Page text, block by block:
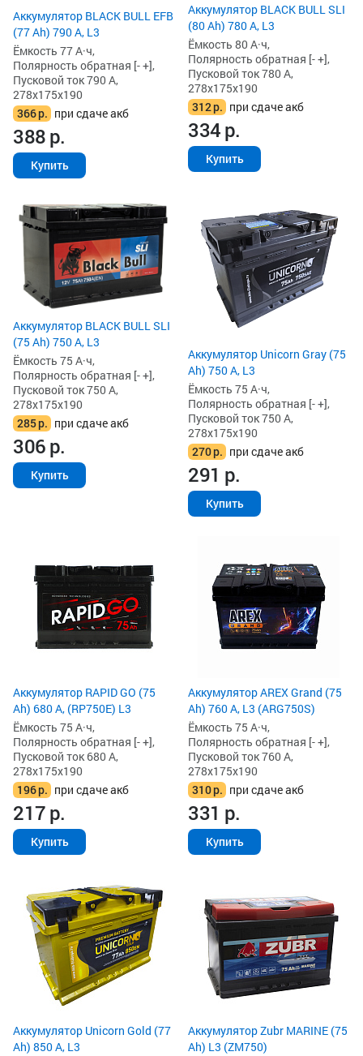
Аккумулятор BLACK BULL EFB
(77 Ah) 790 А, L3
Ёмкость 77 А·ч,
Полярность обратная [- +],
Пусковой ток 790 А,
278x175x190
366р. при сдаче акб
388р.
Купить
Аккумулятор BLACK BULL SLI
(80 Ah) 780 А, L3
Ёмкость 80 А·ч,
Полярность обратная [- +],
Пусковой ток 780 А,
278x175x190
312р. при сдаче акб
334р.
Купить
Аккумулятор BLACK BULL SLI
(75 Ah) 750 А, L3
Ёмкость 75 А·ч,
Полярность обратная [- +],
Пусковой ток 750 А,
278x175x190
285р. при сдаче акб
306р.
Купить
Аккумулятор Unicorn Gray (75
Ah) 750 А, L3
Ёмкость 75 А·ч,
Полярность обратная [- +],
Пусковой ток 750 А,
278x175x190
270р. при сдаче акб
291 р.
Купить
Аккумулятор RAPID GO (75
Ah) 680 А, (RP750E) L3
Ёмкость 75 А·ч,
Полярность обратная [- +],
Пусковой ток 680 А,
278x175x190
196р. при сдаче акб
217р.
Купить
Аккумулятор AREX Grand (75
Ah) 760 А, L3 (ARG750S)
Ёмкость 75 А·ч,
Полярность обратная [- +],
Пусковой ток 760 А,
278x175x190
310р. при сдаче акб
331 р.
Купить
Аккумулятор Unicorn Gold (77
Ah) 850 А, L3
Аккумулятор Zubr MARINE (75
Ah) L3 (ZM750)